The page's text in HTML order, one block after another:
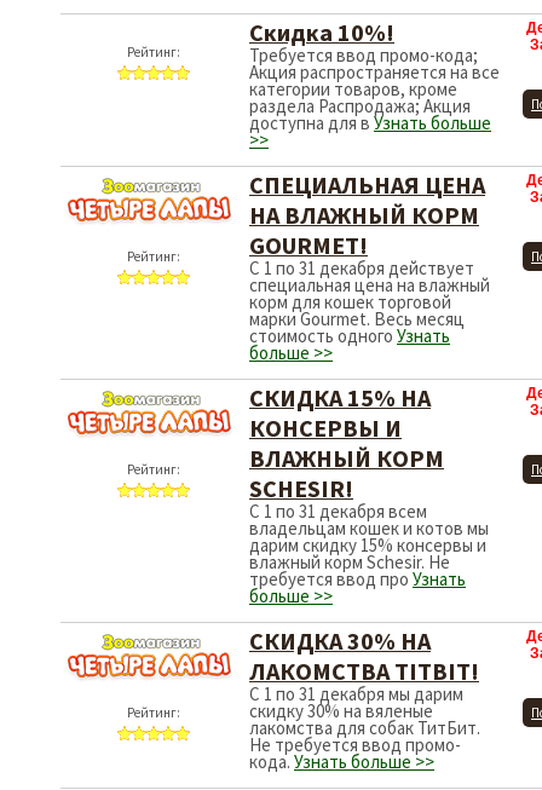
Рейтинг:
Скидка 10%!
Требуется ввод промо-кода;
Акция распространяется на все
категории товаров, кроме
раздела Распродажа; Акция
доступна для в Узнать больше
>>
Рейтинг:
СПЕЦИАЛЬНАЯ ЦЕНА
НА ВЛАЖНЫЙ КОРМ
GOURMET!
C 1 по 31 декабря действует
специальная цена на влажный
корм для кошек торговой
марки Gourmet. Весь месяц
стоимость одного Узнать
больше >>
Рейтинг:
СКИДКА 15% НА
КОНСЕРВЫ И
ВЛАЖНЫЙ КОРМ
SСHESIR!
C 1 по 31 декабря всем
владельцам кошек и котов мы
дарим скидку 15% консервы и
влажный корм Sсhesir. Не
требуется ввод про Узнать
больше >>
Рейтинг:
СКИДКА 30% НА
ЛАКОМСТВА TITBIT!
С 1 по 31 декабря мы дарим
скидку 30% на вяленые
лакомства для собак ТитБит.
Не требуется ввод промо-
кода. Узнать больше >>